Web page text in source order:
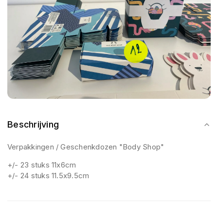
Beschrijving
Verpakkingen / Geschenkdozen "Body Shop"
+/- 23 stuks 11x6cm
+/- 24 stuks 11.5x9.5cm